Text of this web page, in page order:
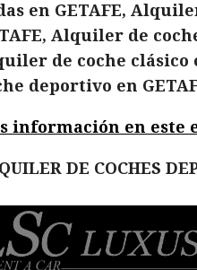
en GETAFE,
Alquiler de
de coche clásico
deportivo en
información en este
DE COCHES